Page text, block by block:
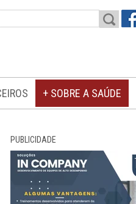
+ SOBRE A SAÚDE
PUBLICIDADE